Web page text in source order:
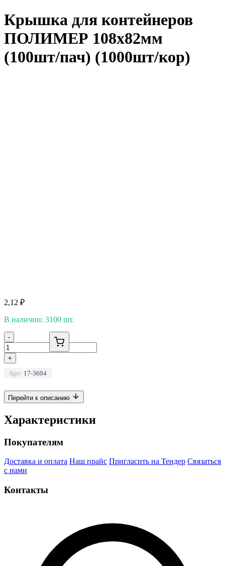
Крышка для контейнеров
ПОЛИМЕР 108х82мм
(100шт/пач) (1000шт/кор)
2,12 ₽
В наличии: 3100 шт.
-
+
Арт: 17-3694
Перейти к описанию
Характеристики
Покупателям
Доставка и оплата Наш прайс Пригласить на Тендер Связаться
с нами
Контакты